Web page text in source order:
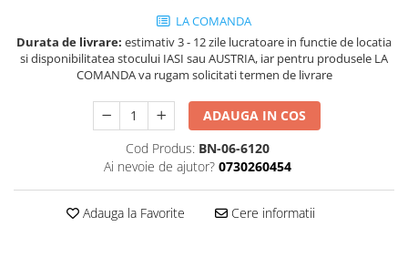
Strunguri universale
Strunguri universale cu afisaj
Strunguri universale cu viteza
Masini de gaurit - Vario - cu masa
si coloana
Masini de gaurit cu angrenaj, masa
LA COMANDA
Durata de livrare: estimativ 3 - 12 zile lucratoare in functie de locatia
si disponibilitatea stocului IASI sau AUSTRIA, iar pentru produsele LA
COMANDA va rugam solicitati termen de livrare
ADAUGA IN COS
Cod Produs: BN-06-6120
Ai nevoie de ajutor? 0730260454
Adauga la Favorite Cere informatii